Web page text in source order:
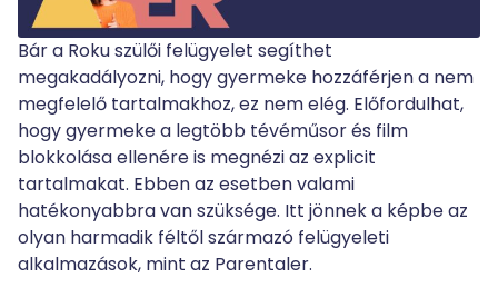
Bár a Roku szülői felügyelet segíthet
megakadályozni, hogy gyermeke hozzáférjen a nem
megfelelő tartalmakhoz, ez nem elég. Előfordulhat,
hogy gyermeke a legtöbb tévéműsor és film
blokkolása ellenére is megnézi az explicit
tartalmakat. Ebben az esetben valami
hatékonyabbra van szüksége. Itt jönnek a képbe az
olyan harmadik féltől származó felügyeleti
alkalmazások, mint az Parentaler.